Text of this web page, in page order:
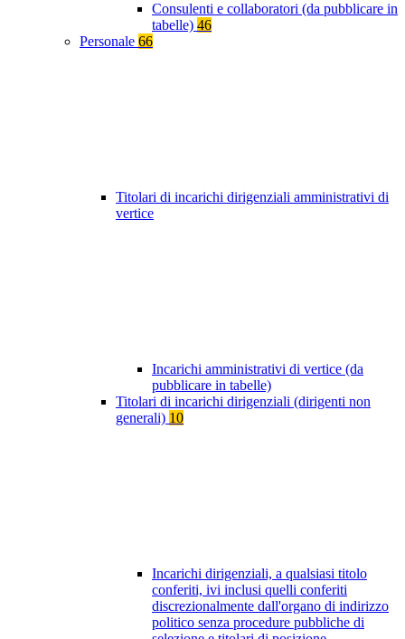
Consulenti e collaboratori (da pubblicare in
tabelle) 46
Personale 66
Titolari di incarichi dirigenziali amministrativi di
vertice
Incarichi amministrativi di vertice (da
pubblicare in tabelle)
Titolari di incarichi dirigenziali (dirigenti non
generali) 10
Incarichi dirigenziali, a qualsiasi titolo
conferiti, ivi inclusi quelli conferiti
discrezionalmente dall'organo di indirizzo
politico senza procedure pubbliche di